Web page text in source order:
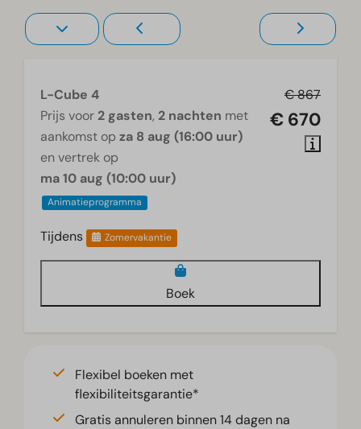
€ 867
€ 670
L-Cube 4
Prijs voor 2 gasten, 2 nachten met
aankomst op za 8 aug (16:00 uur)
en vertrek op
ma 10 aug (10:00 uur)
Animatieprogramma
Tijdens Zomervakantie
Boek
Flexibel boeken met
flexibiliteitsgarantie*
Gratis annuleren binnen 14 dagen na